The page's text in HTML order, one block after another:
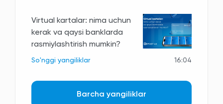
Virtual kartalar: nima uchun
kerak va qaysi banklarda
rasmiylashtirish mumkin?
So'nggi yangiliklar 16:04
Barcha yangiliklar